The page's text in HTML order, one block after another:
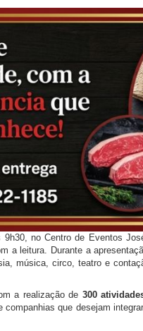
no Centro de Eventos
leitura. Durante a
música, circo, teatro e
a realização de 300
que desejam